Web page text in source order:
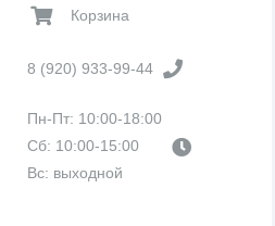
Корзина
8 (920) 933-99-44
Пн-Пт: 10:00-18:00
Сб: 10:00-15:00
Вс: выходной